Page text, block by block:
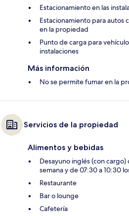
Estacionamiento en las
Estacionamiento para autos
en la propiedad
Punto de carga para
instalaciones
Más información
No se permite fumar en la
Servicios de la propiedad
Alimentos y bebidas
Desayuno inglés (con
semana y de 07:30 a 10:30
Restaurante
Bar o lounge
Cafetería